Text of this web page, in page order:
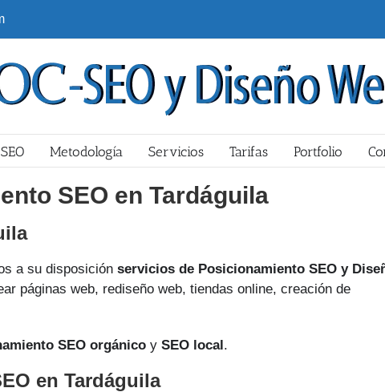
Metodología Servicios Tarifas Portfolio
SEO en Tardáguila
a su disposición servicios de Posicionamiento SEO y
páginas web, rediseño web, tiendas online, creación de
SEO orgánico y SEO local.
en Tardáguila